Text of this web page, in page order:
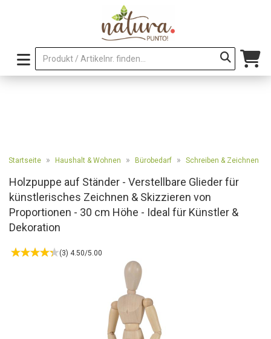
Startseite » Haushalt & Wohnen » Bürobedarf » Schreiben & Zeichnen
Holzpuppe auf Ständer - Verstellbare Glieder für
künstlerisches Zeichnen & Skizzieren von
Proportionen - 30 cm Höhe - Ideal für Künstler &
Dekoration
(3) 4.50/5.00